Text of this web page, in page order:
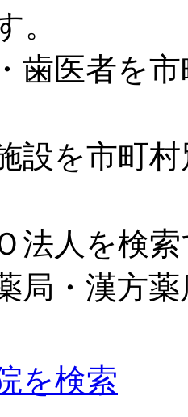
。
歯医者を
設を市町
法人を検
局・漢方
を検索